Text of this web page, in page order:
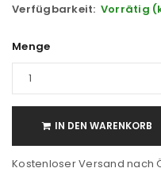
Verfügbarkeit: Vorrätig
Menge
IN DEN WARENKORB
Kostenloser Versand nach